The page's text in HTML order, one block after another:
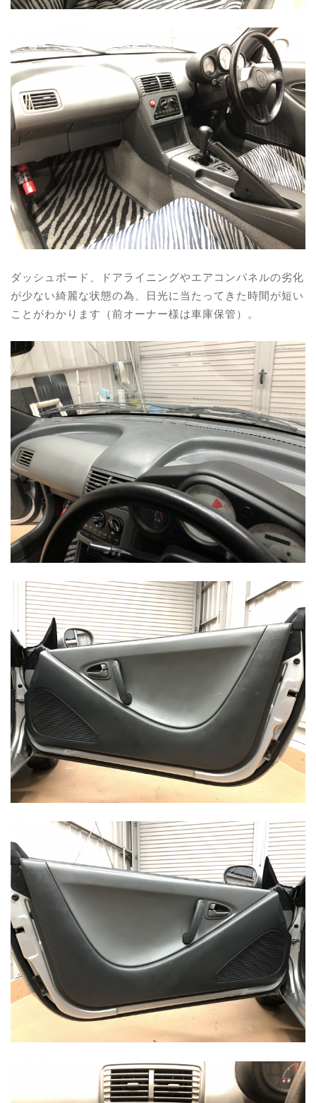
ダッシュボード、ドアライニングやエアコンパネルの劣化
が少ない綺麗な状態の為、日光に当たってきた時間が短い
ことがわかります（前オーナー様は車庫保管）。